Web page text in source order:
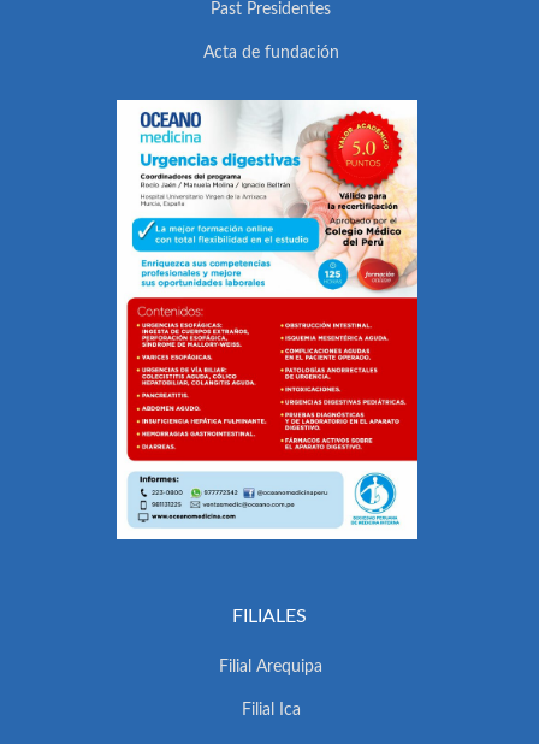
Past Presidentes
Acta de fundación
FILIALES
Filial Arequipa
Filial Ica